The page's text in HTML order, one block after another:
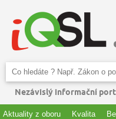
Nezávislý informační
Aktuality z oboru Kvalita